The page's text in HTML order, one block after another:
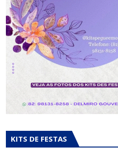
KITS DE FESTAS